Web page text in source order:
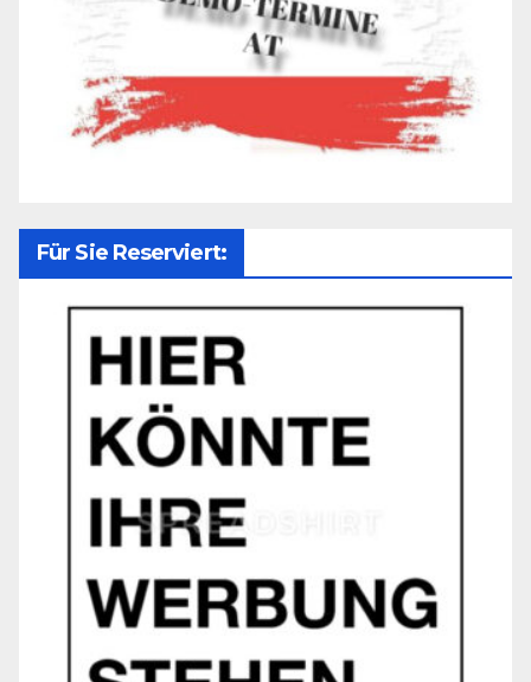
Für Sie Reserviert: